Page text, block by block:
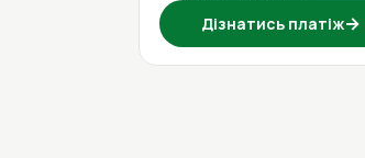
Дізнатись платіж→